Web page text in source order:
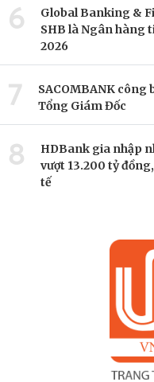
6
Global Banking &
SHB là Ngân hàng
2026
7
SACOMBANK
Tổng Giám Đốc
8
HDBank gia nhập
vượt 13.200 tỷ
tế